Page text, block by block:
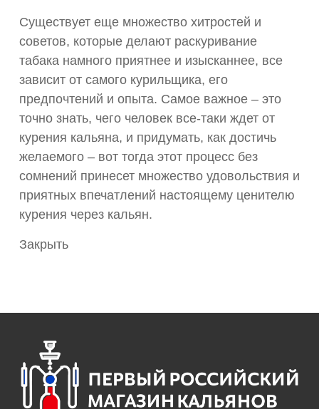
Существует еще множество хитростей и
советов, которые делают раскуривание
табака намного приятнее и изысканнее, все
зависит от самого курильщика, его
предпочтений и опыта. Самое важное – это
точно знать, чего человек все-таки ждет от
курения кальяна, и придумать, как достичь
желаемого – вот тогда этот процесс без
сомнений принесет множество удовольствия и
приятных впечатлений настоящему ценителю
курения через кальян.
Закрыть